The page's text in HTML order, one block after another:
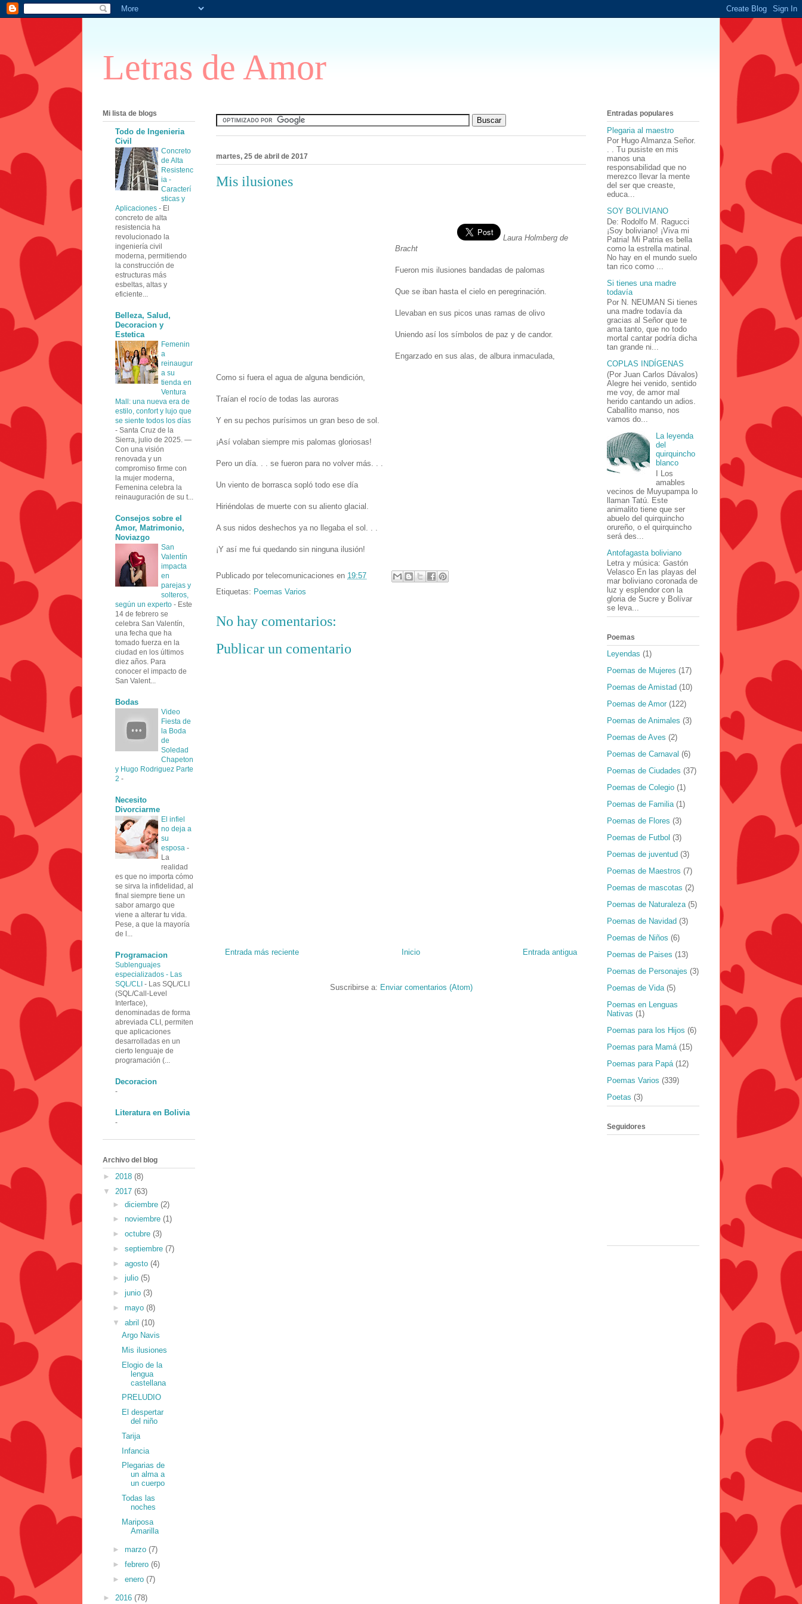
Letras de Amor
martes, 25 de abril de 2017
Mis ilusiones
Laura Holmberg de
Bracht
Fueron mis ilusiones bandadas de palomas
Que se iban hasta el cielo en peregrinación.
Llevaban en sus picos unas ramas de olivo
Uniendo así los símbolos de paz y de candor.
Engarzado en sus alas, de albura inmaculada,
Como si fuera el agua de alguna bendición,
Traían el rocío de todas las auroras
Y en su pechos purísimos un gran beso de sol.
¡Así volaban siempre mis palomas gloriosas!
Pero un día. . . se fueron para no volver más. . .
Un viento de borrasca sopló todo ese día
Hiriéndolas de muerte con su aliento glacial.
A sus nidos deshechos ya no llegaba el sol. . .
¡Y así me fui quedando sin ninguna ilusión!
Publicado por telecomunicaciones en 19:57
Etiquetas: Poemas Varios
No hay comentarios:
Publicar un comentario
Entrada más reciente Entrada antigua
Inicio
Suscribirse a: Enviar comentarios (Atom)
Mi lista de blogs
Todo de Ingenieria
Civil
Concreto
de Alta
Resistenc
ia -
Caracterí
sticas y
Aplicaciones - El
concreto de alta
resistencia ha
revolucionado la
ingeniería civil
moderna, permitiendo
la construcción de
estructuras más
esbeltas, altas y
eficiente...
Belleza, Salud,
Decoracion y
Estetica
Femenin
a
reinaugur
a su
tienda en
Ventura
Mall: una nueva era de
estilo, confort y lujo que
se siente todos los días
- Santa Cruz de la
Sierra, julio de 2025. —
Con una visión
renovada y un
compromiso firme con
la mujer moderna,
Femenina celebra la
reinauguración de su t...
Consejos sobre el
Amor, Matrimonio,
Noviazgo
San
Valentín
impacta
en
parejas y
solteros,
según un experto - Este
14 de febrero se
celebra San Valentín,
una fecha que ha
tomado fuerza en la
ciudad en los últimos
diez años. Para
conocer el impacto de
San Valent...
Bodas
Video
Fiesta de
la Boda
de
Soledad
Chapeton
y Hugo Rodriguez Parte
2 -
Necesito
Divorciarme
El infiel
no deja a
su
esposa -
La
realidad
es que no importa cómo
se sirva la infidelidad, al
final siempre tiene un
sabor amargo que
viene a alterar tu vida.
Pese, a que la mayoría
de l...
Programacion
Sublenguajes
especializados - Las
SQL/CLI - Las SQL/CLI
(SQL/Call-Level
Interface),
denominadas de forma
abreviada CLI, permiten
que aplicaciones
desarrolladas en un
cierto lenguaje de
programación (...
Decoracion
-
Literatura en Bolivia
-
Archivo del blog
► 2018 (8)
▼ 2017 (63)
► diciembre (2)
► noviembre (1)
► octubre (3)
► septiembre (7)
► agosto (4)
► julio (5)
► junio (3)
► mayo (8)
▼ abril (10)
Argo Navis
Mis ilusiones
Elogio de la
lengua
castellana
PRELUDIO
El despertar
del niño
Tarija
Infancia
Plegarias de
un alma a
un cuerpo
Todas las
noches
Mariposa
Amarilla
► marzo (7)
► febrero (6)
► enero (7)
► 2016 (78)
Entradas populares
Plegaria al maestro
Por Hugo Almanza Señor.
. . Tu pusiste en mis
manos una
responsabilidad que no
merezco llevar la mente
del ser que creaste,
educa...
SOY BOLIVIANO
De: Rodolfo M. Ragucci
¡Soy boliviano! ¡Viva mi
Patria! Mi Patria es bella
como la estrella matinal.
No hay en el mundo suelo
tan rico como ...
Si tienes una madre
todavía
Por N. NEUMAN Si tienes
una madre todavía da
gracias al Señor que te
ama tanto, que no todo
mortal cantar podría dicha
tan grande ni...
COPLAS INDÍGENAS
(Por Juan Carlos Dávalos)
Alegre hei venido, sentido
me voy, de amor mal
herido cantando un adios.
Caballito manso, nos
vamos do...
La leyenda
del
quirquincho
blanco
I Los
amables
vecinos de Muyupampa lo
llaman Tatú. Este
animalito tiene que ser
abuelo del quirquincho
orureño, o el quirquincho
será des...
Antofagasta boliviano
Letra y música: Gastón
Velasco En las playas del
mar boliviano coronada de
luz y esplendor con la
gloria de Sucre y Bolívar
se leva...
Poemas
Leyendas (1)
Poemas de Mujeres (17)
Poemas de Amistad (10)
Poemas de Amor (122)
Poemas de Animales (3)
Poemas de Aves (2)
Poemas de Carnaval (6)
Poemas de Ciudades (37)
Poemas de Colegio (1)
Poemas de Familia (1)
Poemas de Flores (3)
Poemas de Futbol (3)
Poemas de juventud (3)
Poemas de Maestros (7)
Poemas de mascotas (2)
Poemas de Naturaleza (5)
Poemas de Navidad (3)
Poemas de Niños (6)
Poemas de Paises (13)
Poemas de Personajes (3)
Poemas de Vida (5)
Poemas en Lenguas
Nativas (1)
Poemas para los Hijos (6)
Poemas para Mamá (15)
Poemas para Papá (12)
Poemas Varios (339)
Poetas (3)
Seguidores